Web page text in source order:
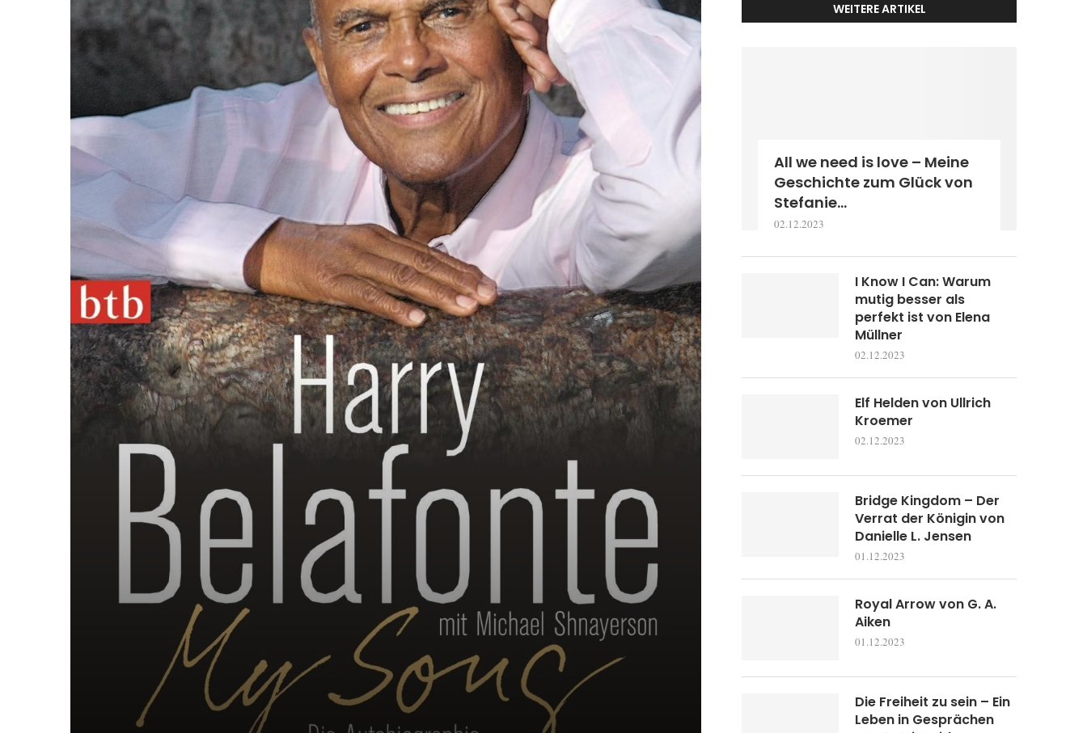
WEITERE ARTIKEL
All we need is love – Meine
Geschichte zum Glück von
Stefanie...
02.12.2023
I Know I Can: Warum
mutig besser als
perfekt ist von Elena
Müllner
02.12.2023
Elf Helden von Ullrich
Kroemer
02.12.2023
Bridge Kingdom – Der
Verrat der Königin von
Danielle L. Jensen
01.12.2023
Royal Arrow von G. A.
Aiken
01.12.2023
Die Freiheit zu sein – Ein
Leben in Gesprächen